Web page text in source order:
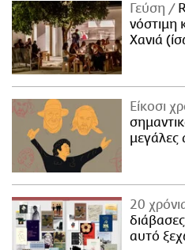
Γεύση
νόστιμη
Χανιά
Είκοσι
μεγάλες
20
αυτό